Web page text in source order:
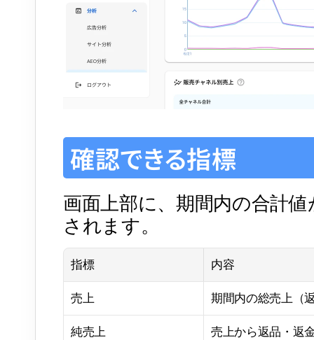
確認できる指標
画面上部に、期間内の合計
されます。
指標 内容
売上 期間内の総売上（
純売上 売上から返品・返